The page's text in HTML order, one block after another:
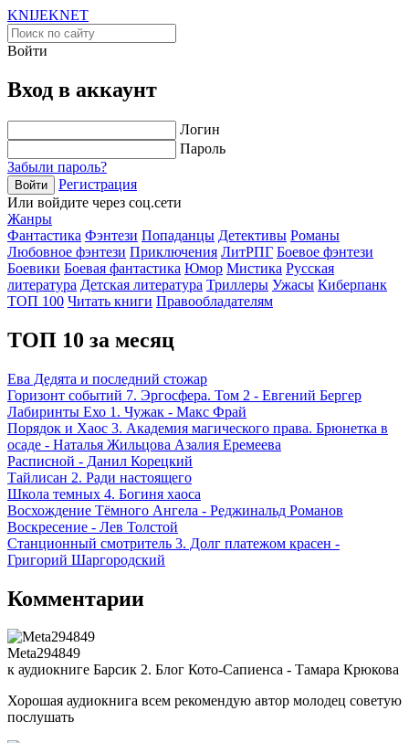
KNIJEKNET
Войти
Вход в аккаунт
Логин
Пароль
Забыли пароль?
Войти
Регистрация
Или войдите через соц.сети
Жанры
Фантастика Фэнтези Попаданцы Детективы Романы
Любовное фэнтези Приключения ЛитРПГ Боевое фэнтези
Боевики Боевая фантастика Юмор Мистика Русская
литература Детская литература Триллеры Ужасы Киберпанк
ТОП 100 Читать книги Правообладателям
ТОП 10 за месяц
Ева Дедята и последний стожар
Горизонт событий 7. Эргосфера. Том 2 - Евгений Бергер
Лабиринты Ехо 1. Чужак - Макс Фрай
Порядок и Хаос 3. Академия магического права. Брюнетка в
осаде - Наталья Жильцова Азалия Еремеева
Расписной - Данил Корецкий
Тайлисан 2. Ради настоящего
Школа темных 4. Богиня хаоса
Восхождение Тёмного Ангела - Реджинальд Романов
Воскресение - Лев Толстой
Станционный смотритель 3. Долг платежом красен -
Григорий Шаргородский
Комментарии
Meta294849
к аудиокниге Барсик 2. Блог Кото-Сапиенса - Тамара Крюкова
Хорошая аудиокнига всем рекомендую автор молодец советую
послушать